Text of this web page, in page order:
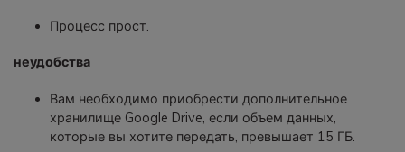
Процесс прост.
неудобства
Вам необходимо приобрести дополнительное
хранилище Google Drive, если объем данных,
которые вы хотите передать, превышает 15 ГБ.